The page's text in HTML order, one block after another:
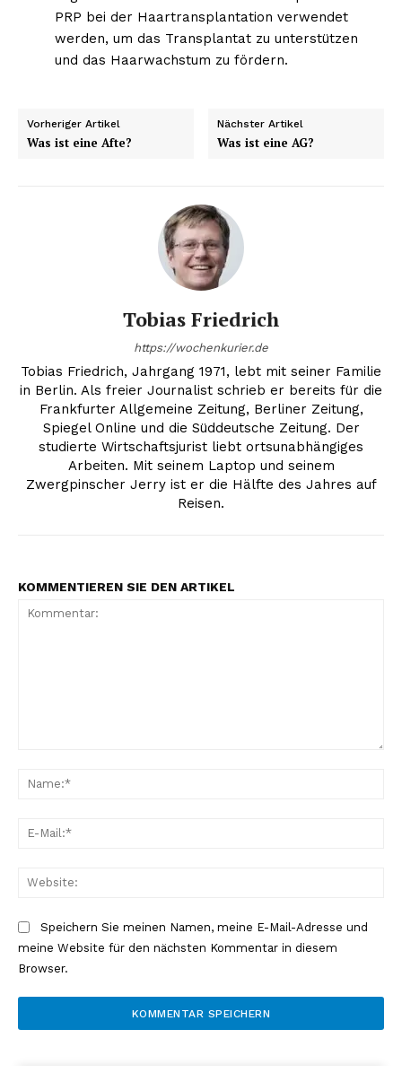
PRP bei der Haartransplantation verwendet
werden, um das Transplantat zu unterstützen
und das Haarwachstum zu fördern.
Vorheriger Artikel
Was ist eine Afte?
Nächster Artikel
Was ist eine AG?
Tobias Friedrich
https://wochenkurier.de
Tobias Friedrich, Jahrgang 1971, lebt mit seiner Familie
in Berlin. Als freier Journalist schrieb er bereits für die
Frankfurter Allgemeine Zeitung, Berliner Zeitung,
Spiegel Online und die Süddeutsche Zeitung. Der
studierte Wirtschaftsjurist liebt ortsunabhängiges
Arbeiten. Mit seinem Laptop und seinem
Zwergpinscher Jerry ist er die Hälfte des Jahres auf
Reisen.
KOMMENTIEREN SIE DEN ARTIKEL
Speichern Sie meinen Namen, meine E-Mail-Adresse und
meine Website für den nächsten Kommentar in diesem
Browser.